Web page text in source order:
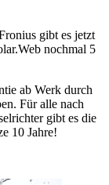
gibt es jetzt
nochmal 5
ab Werk durch
Für alle nach
gibt es die
10 Jahre!